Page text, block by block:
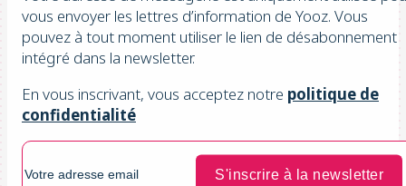
vous envoyer les lettres d’information de Yooz. Vous
pouvez à tout moment utiliser le lien de désabonnement
intégré dans la newsletter.
En vous inscrivant, vous acceptez notre politique de
confidentialité